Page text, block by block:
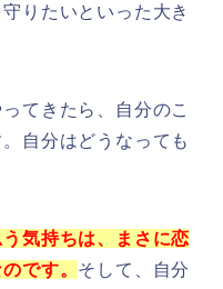
りたいといった大き
てきたら、自分のこ
自分はどうなっても
気持ちは、まさに恋
です。 そして、自分